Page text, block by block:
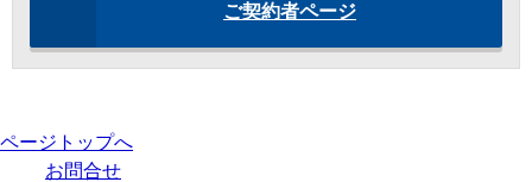
ご契約者ページ
ページトップへ
お問合せ